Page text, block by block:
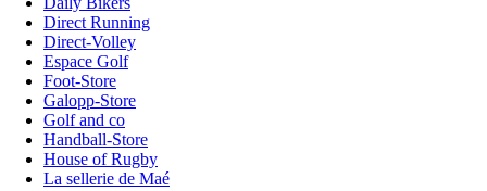
Direct Running
Direct-Volley
Espace Golf
Foot-Store
Galopp-Store
Golf and co
Handball-Store
House of Rugby
La sellerie de Maé